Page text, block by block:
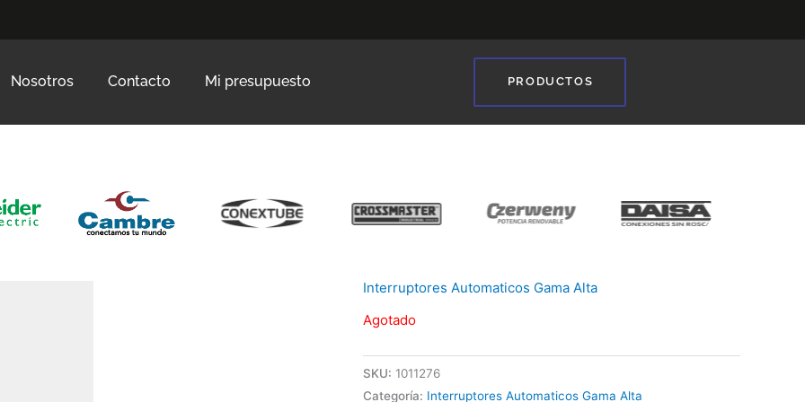
Nosotros Contacto Mi presupuesto PRODUCTOS
❯
Interruptores Automaticos Gama Alta
Agotado
SKU: 1011276
Categoría: Interruptores Automaticos Gama Alta